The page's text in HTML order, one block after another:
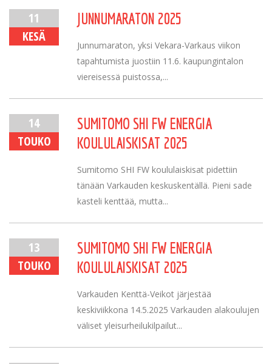
11
KESÄ
JUNNUMARATON 2025
Junnumaraton, yksi Vekara-Varkaus viikon
tapahtumista juostiin 11.6. kaupungintalon
viereisessä puistossa,...
14
TOUKO
SUMITOMO SHI FW ENERGIA
KOULULAISKISAT 2025
Sumitomo SHI FW koululaiskisat pidettiin
tänään Varkauden keskuskentällä. Pieni sade
kasteli kenttää, mutta...
13
TOUKO
SUMITOMO SHI FW ENERGIA
KOULULAISKISAT 2025
Varkauden Kenttä-Veikot järjestää
keskiviikkona 14.5.2025 Varkauden alakoulujen
väliset yleisurheilukilpailut...